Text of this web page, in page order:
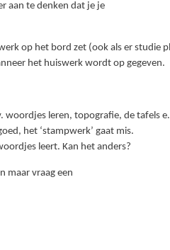
aan te denken dat je je
op het bord zet (ook als er studie
het huiswerk wordt op gegeven.
leren, topografie, de tafels
het ‘stampwerk’ gaat mis.
leert. Kan het anders?
maar vraag een